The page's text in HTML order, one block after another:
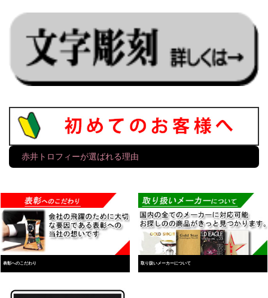
赤井トロフィーが選ばれる理由
表彰へのこだわり 取り扱いメーカーについて